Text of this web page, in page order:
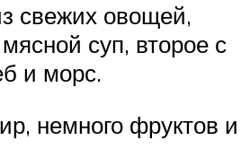
свежих овощей,
суп, второе с
и морс.
немного фруктов и